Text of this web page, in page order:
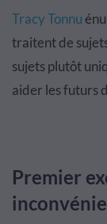
Tracy Tonnu
traitent de
sujets plutôt
aider les futurs
Premier